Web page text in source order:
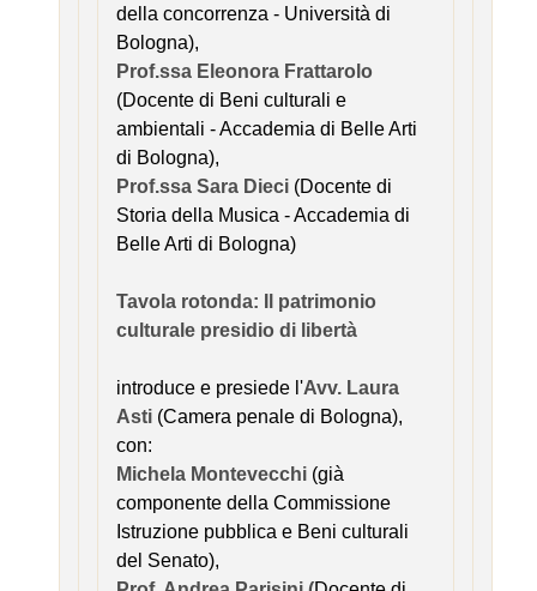
della concorrenza - Università di
Bologna),
Prof.ssa Eleonora Frattarolo
(Docente di Beni culturali e
ambientali - Accademia di Belle Arti
di Bologna),
Prof.ssa Sara Dieci (Docente di
Storia della Musica - Accademia di
Belle Arti di Bologna)
Tavola rotonda: Il patrimonio
culturale presidio di libertà
introduce e presiede l'Avv. Laura
Asti (Camera penale di Bologna),
con:
Michela Montevecchi (già
componente della Commissione
Istruzione pubblica e Beni culturali
del Senato),